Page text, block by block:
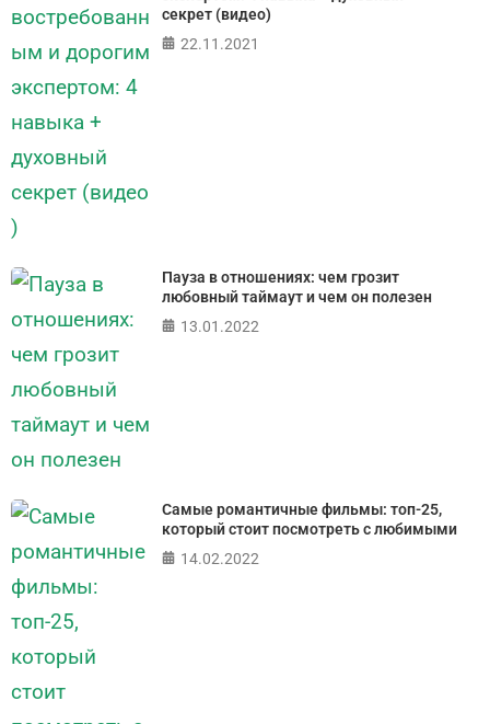
секрет (видео)
22.11.2021
Пауза в отношениях: чем грозит
любовный таймаут и чем он полезен
13.01.2022
Самые романтичные фильмы: топ-25,
который стоит посмотреть с любимыми
14.02.2022